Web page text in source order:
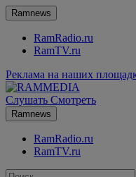
Ramnews
RamRadio.ru
RamTV.ru
Реклама на наших
Слушать Смотреть
Ramnews
RamRadio.ru
RamTV.ru